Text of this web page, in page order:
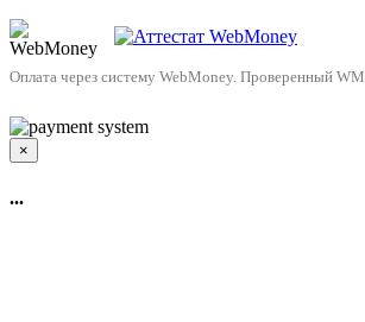
Оплата через систему WebMoney. Проверенный
×
...